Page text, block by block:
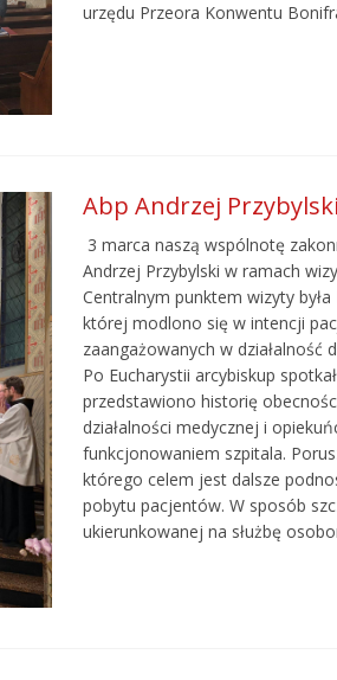
urzędu Przeora Konwentu
Abp Andrzej
3 marca naszą wspólnotę
Andrzej Przybylski w ramach
Centralnym punktem wizyty
której modlono się w intencji
zaangażowanych w działalność
Po Eucharystii arcybiskup
przedstawiono historię
działalności medycznej i
funkcjonowaniem szpitala.
którego celem jest dalsze
pobytu pacjentów. W sposób
ukierunkowanej na służbę